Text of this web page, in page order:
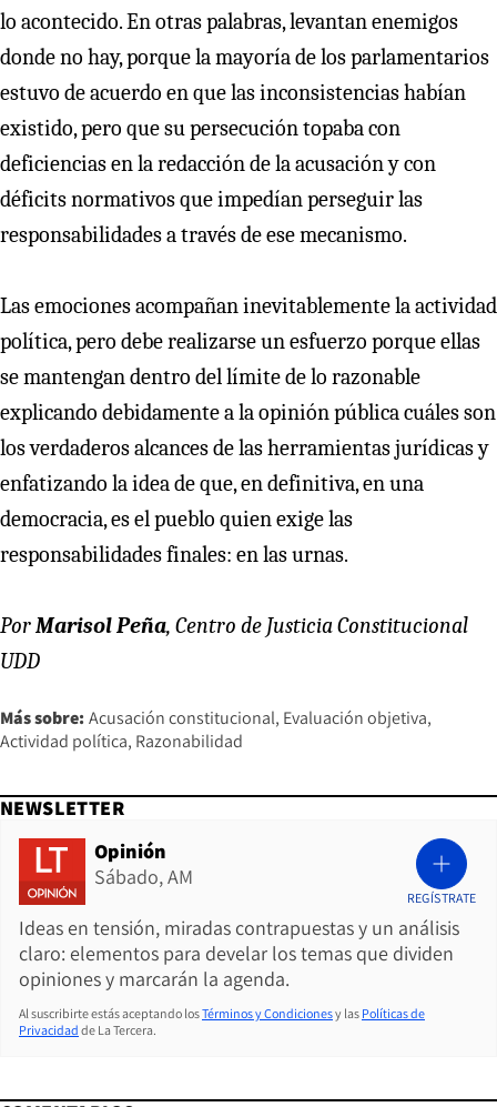
lo acontecido. En otras palabras, levantan enemigos
donde no hay, porque la mayoría de los parlamentarios
estuvo de acuerdo en que las inconsistencias habían
existido, pero que su persecución topaba con
deficiencias en la redacción de la acusación y con
déficits normativos que impedían perseguir las
responsabilidades a través de ese mecanismo.
Las emociones acompañan inevitablemente la actividad
política, pero debe realizarse un esfuerzo porque ellas
se mantengan dentro del límite de lo razonable
explicando debidamente a la opinión pública cuáles son
los verdaderos alcances de las herramientas jurídicas y
enfatizando la idea de que, en definitiva, en una
democracia, es el pueblo quien exige las
responsabilidades finales: en las urnas.
PorMarisol Peña, Centro de Justicia Constitucional
UDD
Más sobre: Acusación constitucional Evaluación objetiva
Actividad política Razonabilidad
NEWSLETTER
Opinión
Sábado, AM
Ideas en tensión, miradas contrapuestas y un análisis
claro: elementos para develar los temas que dividen
opiniones y marcarán la agenda.
REGÍSTRATE
Al suscribirte estás aceptando losTérminos y Condicionesy las Políticas de
Privacidad de La Tercera.